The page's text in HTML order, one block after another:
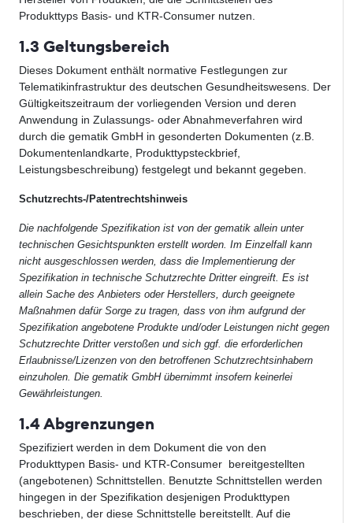
Produkttyps Basis- und KTR-Consumer nutzen.
1.3 Geltungsbereich
Dieses Dokument enthält normative Festlegungen zur
Telematikinfrastruktur des deutschen Gesundheitswesens. Der
Gültigkeitszeitraum der vorliegenden Version und deren
Anwendung in Zulassungs- oder Abnahmeverfahren wird
durch die gematik GmbH in gesonderten Dokumenten (z.B.
Dokumentenlandkarte, Produkttypsteckbrief,
Leistungsbeschreibung) fest­gelegt und bekannt gegeben.
Schutzrechts-/Patentrechtshinweis
Die nachfolgende Spezifikation ist von der gematik allein unter
technischen Gesichtspunkten erstellt worden. Im Einzelfall kann
nicht ausgeschlossen werden, dass die Implementierung der
Spezifikation in technische Schutzrechte Dritter eingreift. Es ist
allein Sache des Anbieters oder Herstellers, durch geeignete
Maßnahmen dafür Sorge zu tragen, dass von ihm aufgrund der
Spezifikation angebotene Produkte und/oder Leistungen nicht gegen
Schutzrechte Dritter verstoßen und sich ggf. die erforderlichen
Erlaubnisse/Lizenzen von den betroffenen Schutzrechtsinhabern
einzuholen. Die gematik GmbH übernimmt insofern keinerlei
Gewährleistungen.
1.4 Abgrenzungen
Spezifiziert werden in dem Dokument die von den
Produkttypen Basis- und KTR-Consumer bereitgestellten
(angebotenen) Schnittstellen. Benutzte Schnittstellen werden
hingegen in der Spezifikation desjenigen Produkttypen
beschrieben, der diese Schnittstelle bereitstellt. Auf die